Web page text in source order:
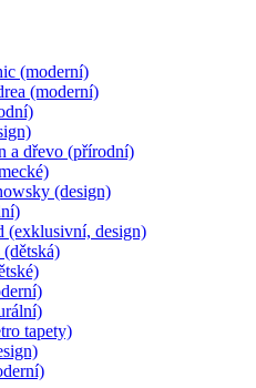
(moderní)
(moderní)
a dřevo (přírodní)
(design)
(exklusivní, design)
tapety)